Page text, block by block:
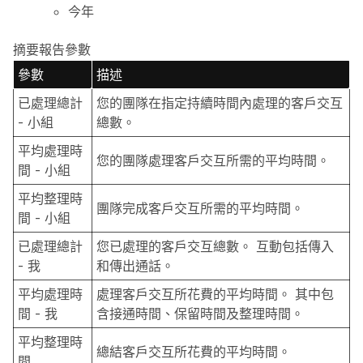
今年
摘要報告參數
參數
描述
已處理總計
- 小組
您的團隊在指定持續時間內處理的客戶交互
總數。
平均處理時
間 - 小組
您的團隊處理客戶交互所需的平均時間。
平均整理時
間 - 小組
團隊完成客戶交互所需的平均時間。
已處理總計
- 我
您已處理的客戶交互總數。 互動包括傳入
和傳出通話。
平均處理時
間 - 我
處理客戶交互所花費的平均時間。 其中包
含接通時間、保留時間及整理時間。
平均整理時
總結客戶交互所花費的平均時間。